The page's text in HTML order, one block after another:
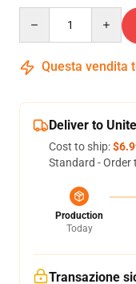
Questa vendita
Deliver to
Cost to ship:
Standard - Order
Production
Today
Transazione